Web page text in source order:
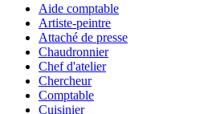
Aide comptable
Artiste-peintre
Attaché de presse
Chaudronnier
Chef d'atelier
Chercheur
Comptable
Cuisinier